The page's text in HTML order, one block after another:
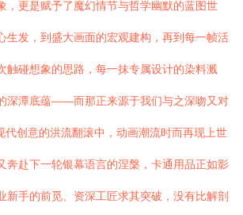
，更是赋予了魔幻情节与哲学幽默的蓝图世
生发，到盛大画面的宏观建构，再到每一帧活
触碰想象的思路，每一抹专属设计的染料溅
深潭底蕴——而那正来源于我们与之深吻又对
代创意的洪流翻滚中，动画潮流时而再现上世
奔赴下一轮银幕语言的涅槃，卡通用品正如影
新手的前觅、资深工匠求其突破，没有比解剖